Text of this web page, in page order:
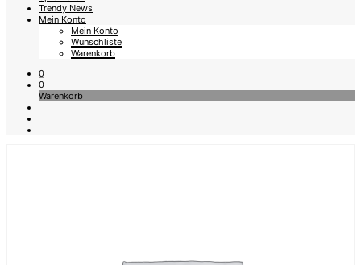
Trendy News
Mein Konto
Mein Konto
Wunschliste
Warenkorb
0
0
Warenkorb